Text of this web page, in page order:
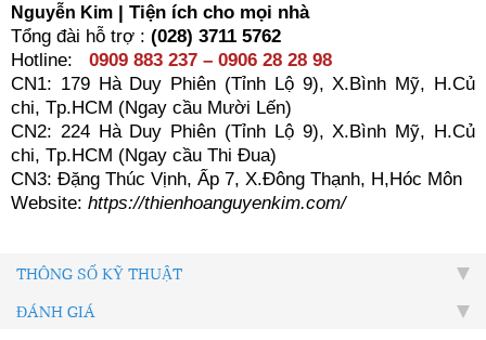
Nguyễn Kim | Tiện ích cho mọi nhà
Tổng đài hỗ trợ : (028) 3711 5762
Hotline: 0909 883 237 – 0906 28 28 98
CN1: 179 Hà Duy Phiên (Tỉnh Lộ 9), X.Bình Mỹ, H.Củ
chi, Tp.HCM (Ngay cầu Mười Lến)
CN2: 224 Hà Duy Phiên (Tỉnh Lộ 9), X.Bình Mỹ, H.Củ
chi, Tp.HCM (Ngay cầu Thi Đua)
CN3: Đặng Thúc Vịnh, Ấp 7, X.Đông Thạnh, H,Hóc Môn
Website: https://thienhoanguyenkim.com/
THÔNG SỐ KỸ THUẬT
ĐÁNH GIÁ